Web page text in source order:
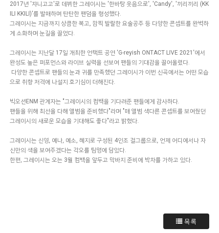
2017년 '쟈니고고'로 데뷔한 그레이시는 '한바탕 웃음으로', 'Candy', '끼리끼리 (KK
ILI KKILI)'를 발매하며 탄탄한 팬덤을 형성했다.
그레이시는 지금까지 상큼한 복고, 깜찍 발랄한 요술공주 등 다양한 콘셉트를 완벽하
게 소화하며 눈길을 끌었다.
그레이시는 지난달 17일 개최한 언택트 공연 'G-reyish ONTACT LIVE 2021'에서
완성도 높은 퍼포먼스와 라이브 실력을 선보여 팬들의 기대감을 끌어올렸다.
다양한 콘셉트로 팬들의 눈과 귀를 만족했던 그레이시가 이번 신곡에서는 어떤 모습
으로 취향 저격에 나설지 호기심이 더해진다.
빅오션ENM 관계자는 "그레이시의 컴백을 기다려준 팬들에게 감사하다.
팬들을 위해 최선을 다해 앨범을 준비했다"라며 "매 앨범 색다른 콘셉트를 보여줬던
그레이시의 새로운 모습을 기대해도 좋다"라고 밝혔다.
그레이시는 신영, 예나, 예소, 혜지로 구성된 4인조 걸그룹으로, 언제 어디에서나 자
신만의 색을 보여주겠다는 각오를 팀명에 담았다.
한편, 그레이시는 오는 3월 컴백을 앞두고 막바지 준비에 박차를 가하고 있다.
목록